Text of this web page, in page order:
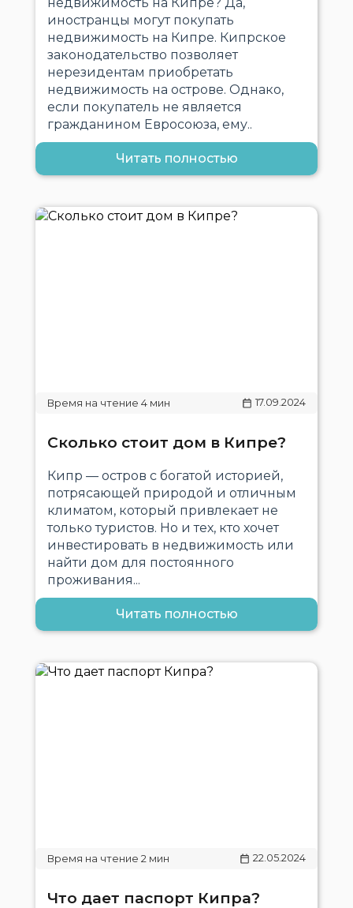
иностранцы могут покупать
недвижимость на Кипре. Кипрское
законодательство позволяет
нерезидентам приобретать
недвижимость на острове. Однако,
если покупатель не является
гражданином Евросоюза, ему..
Читать полностью
17.09.2024
Сколько стоит дом в Кипре?
Кипр — остров с богатой историей,
потрясающей природой и отличным
климатом, который привлекает не
только туристов. Но и тех, кто хочет
инвестировать в недвижимость или
найти дом для постоянного
проживания...
Читать полностью
22.05.2024
Что дает паспорт Кипра?